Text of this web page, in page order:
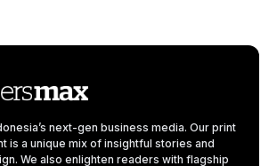
next-gen business media. Our print
is a unique mix of insightful stories and
We also enlighten readers with flagship